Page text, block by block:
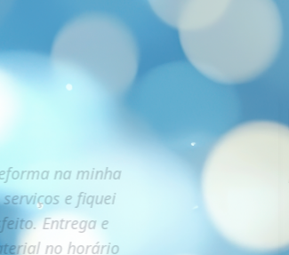
na minha
e fiquei
Entrega e
no horário